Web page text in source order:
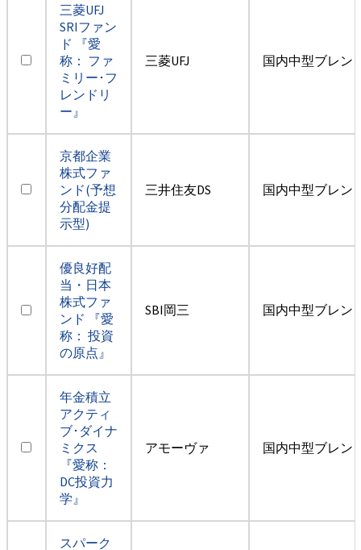
三菱UFJ
SRIファン
ド 『愛
称： ファ
ミリー･フ
レンドリ
ー』
三菱UFJ 国内中型ブレン
京都企業
株式ファ
ンド(予想
分配金提
示型)
三井住友DS 国内中型ブレン
優良好配
当・日本
株式ファ
ンド 『愛
称： 投資
の原点』
SBI岡三 国内中型ブレン
年金積立
アクティ
ブ･ダイナ
ミクス
『愛称：
DC投資力
学』
アモーヴァ 国内中型ブレン
スパーク